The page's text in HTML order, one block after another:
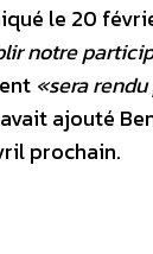
le 20
notre
«sera
ajouté
prochain.